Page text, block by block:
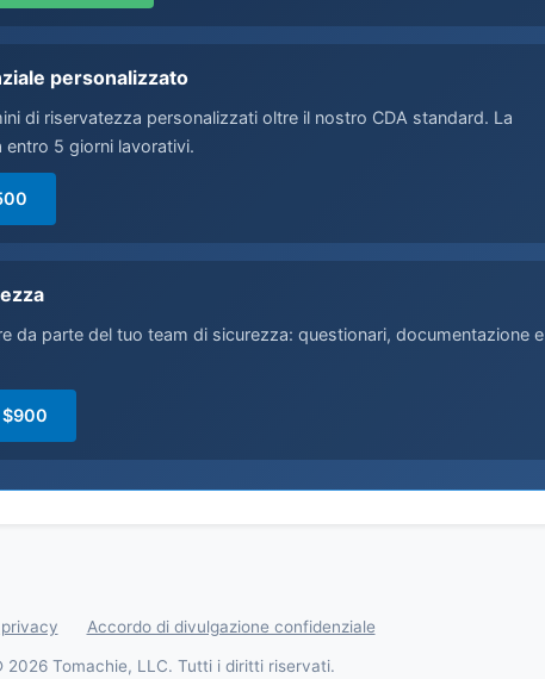
personalizzato
di riservatezza personalizzati oltre il nostro CDA standard. La
5 giorni lavorativi.
da parte del tuo team di sicurezza: questionari, documentazione e
Accordo di divulgazione confidenziale
2026 Tomachie, LLC. Tutti i diritti riservati.